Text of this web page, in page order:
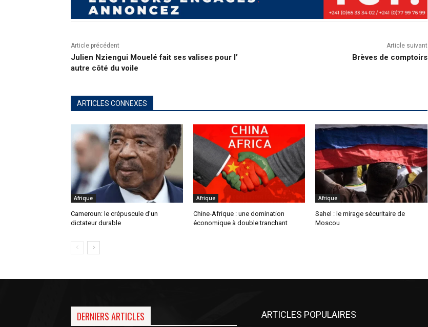
Article précédent
Julien Nziengui Mouelé fait ses valises pour l’
autre côté du voile
Article suivant
Brèves de comptoirs
ARTICLES CONNEXES
Afrique
Cameroun: le crépuscule d’un
dictateur durable
Afrique
Chine-Afrique : une domination
économique à double tranchant
Afrique
Sahel : le mirage sécuritaire de
Moscou
DERNIERS ARTICLES ARTICLES POPULAIRES